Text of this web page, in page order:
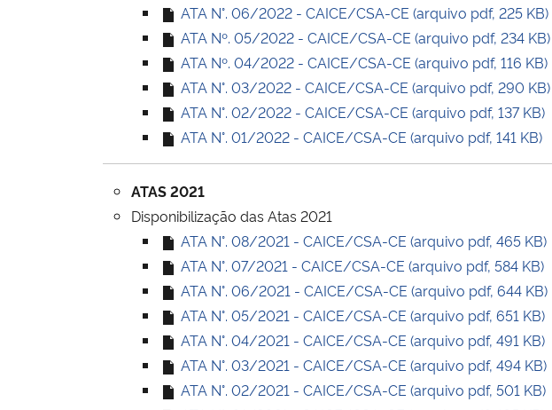
ATA N°. 06/2022 - CAICE/CSA-CE (arquivo pdf, 225 KB)
ATA Nº. 05/2022 - CAICE/CSA-CE (arquivo pdf, 234 KB)
ATA Nº. 04/2022 - CAICE/CSA-CE (arquivo pdf, 116 KB)
ATA N°. 03/2022 - CAICE/CSA-CE (arquivo pdf, 290 KB)
ATA N°. 02/2022 - CAICE/CSA-CE (arquivo pdf, 137 KB)
ATA N°. 01/2022 - CAICE/CSA-CE (arquivo pdf, 141 KB)
ATAS 2021
Disponibilização das Atas 2021
ATA N°. 08/2021 - CAICE/CSA-CE (arquivo pdf, 465 KB)
ATA N°. 07/2021 - CAICE/CSA-CE (arquivo pdf, 584 KB)
ATA N°. 06/2021 - CAICE/CSA-CE (arquivo pdf, 644 KB)
ATA N°. 05/2021 - CAICE/CSA-CE (arquivo pdf, 651 KB)
ATA N°. 04/2021 - CAICE/CSA-CE (arquivo pdf, 491 KB)
ATA N°. 03/2021 - CAICE/CSA-CE (arquivo pdf, 494 KB)
ATA N°. 02/2021 - CAICE/CSA-CE (arquivo pdf, 501 KB)